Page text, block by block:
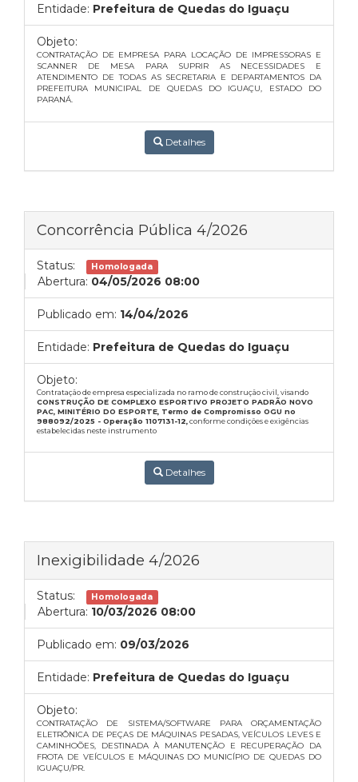
Entidade: Prefeitura de Quedas do Iguaçu
Objeto:
CONTRATAÇÃO DE EMPRESA PARA LOCAÇÃO DE IMPRESSORAS E
SCANNER DE MESA PARA SUPRIR AS NECESSIDADES E
ATENDIMENTO DE TODAS AS SECRETARIA E DEPARTAMENTOS DA
PREFEITURA MUNICIPAL DE QUEDAS DO IGUAÇU, ESTADO DO
PARANÁ.
Detalhes
Concorrência Pública 4/2026
Status: Homologada
Abertura: 04/05/2026 08:00
Publicado em: 14/04/2026
Entidade: Prefeitura de Quedas do Iguaçu
Objeto:
Contratação de empresa especializada no ramo de construção civil, visando
CONSTRUÇÃO DE COMPLEXO ESPORTIVO PROJETO PADRÃO NOVO
PAC, MINITÉRIO DO ESPORTE, Termo de Compromisso OGU no
988092/2025 - Operação 1107131-12, conforme condições e exigências
estabelecidas neste instrumento
Detalhes
Inexigibilidade 4/2026
Status: Homologada
Abertura: 10/03/2026 08:00
Publicado em: 09/03/2026
Entidade: Prefeitura de Quedas do Iguaçu
Objeto:
CONTRATAÇÃO DE SISTEMA/SOFTWARE PARA ORÇAMENTAÇÃO
ELETRÔNICA DE PEÇAS DE MÁQUINAS PESADAS, VEÍCULOS LEVES E
CAMINHOÕES, DESTINADA À MANUTENÇÃO E RECUPERAÇÃO DA
FROTA DE VEÍCULOS E MÁQUINAS DO MUNICÍPIO DE QUEDAS DO
IGUAÇU/PR.